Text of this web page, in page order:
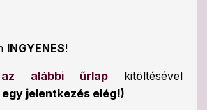
INGYENES!
az alábbi űrlap
kitöltésével
jelentkezés elég!)